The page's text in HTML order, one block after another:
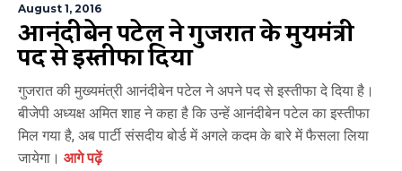
August 1, 2016
आनंदीबेन पटेल ने गुजरात के मुख्यमंत्री
पद से इस्तीफा दिया
गुजरात की मुख्यमंत्री आनंदीबेन पटेल ने अपने पद से इस्तीफा दे दिया है।
बीजेपी अध्यक्ष अमित शाह ने कहा है कि उन्हें आनंदीबेन पटेल का इस्तीफा
मिल गया है, अब पार्टी संसदीय बोर्ड में अगले कदम के बारे में फैसला लिया
जायेगा। आगे पढ़ें